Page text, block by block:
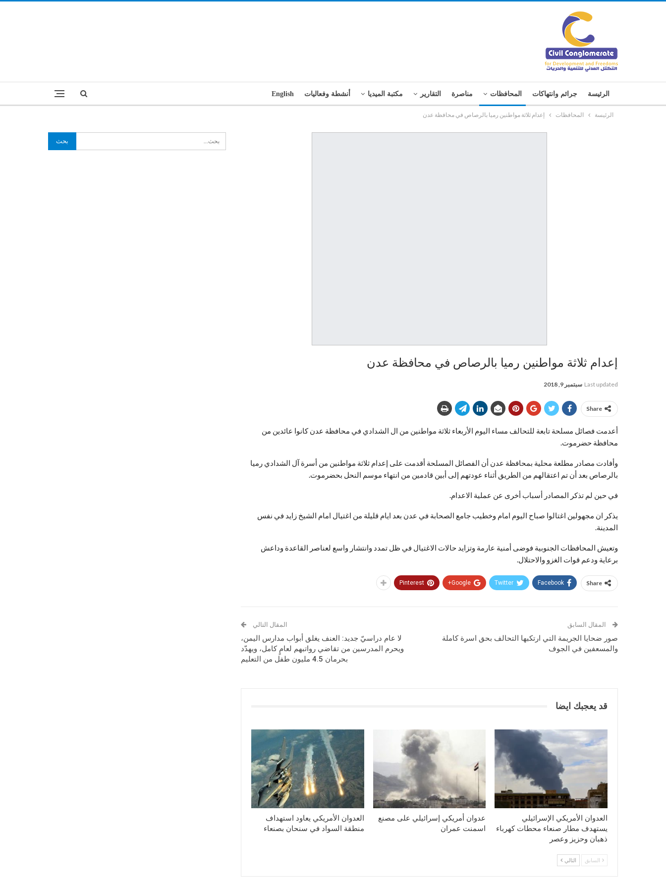
الرئيسة جرائم وانتهاكات المحافظات مناصرة التقارير مكتبة الميديا أنشطة وفعاليات English
الرئيسة المحافظات إعدام ثلاثة مواطنين رميا بالرصاص في محافظة عدن
إعدام ثلاثة مواطنين رميا بالرصاص في محافظة عدن
Last updated سبتمبر 9, 2018
Share
أعدمت فصائل مسلحة تابعة للتحالف مساء اليوم الأربعاء ثلاثة مواطنين من ال الشدادي في محافظة عدن كانوا عائدين من
محافظة حضرموت.
وأفادت مصادر مطلعة محلية بمحافظة عدن أن الفصائل المسلحة أقدمت على إعدام ثلاثة مواطنين من أسرة آل الشدادي رميا
بالرصاص بعد أن تم اعتقالهم من الطريق أثناء عودتهم إلى أبين قادمين من انتهاء موسم النحل بحضرموت.
في حين لم تذكر المصادر أسباب أخرى عن عملية الاعدام.
يذكر ان مجهولين اغتالوا صباح اليوم امام وخطيب جامع الصحابة في عدن بعد ايام قليلة من اغتيال امام الشيخ زايد في نفس
المدينة.
وتعيش المحافظات الجنوبية فوضى أمنية عارمة وتزايد حالات الاغتيال في ظل تمدد وانتشار واسع لعناصر القاعدة وداعش
برعاية ودعم قوات الغزو والاحتلال.
Share
Facebook
Twitter
Google+
Pinterest
المقال السابق
صور ضحايا الجريمة التي ارتكبها التحالف بحق اسرة كاملة
والمسعفين في الجوف
المقال التالي
لا عام دراسيّ جديد: العنف يغلق أبواب مدارس اليمن،
ويحرم المدرسين من تقاضي رواتبهم لعامٍ كامل، ويهدّد
بحرمان 4.5 مليون طفل من التعليم
قد يعجبك ايضا
العدوان الأمريكي الإسرائيلي
يستهدف مطار صنعاء محطات كهرباء
ذهبان وحزيز وعصر
عدوان أمريكي إسرائيلي على مصنع
اسمنت عمران
العدوان الأمريكي يعاود استهداف
منطقة السواد في سنحان بصنعاء
السابق التالي